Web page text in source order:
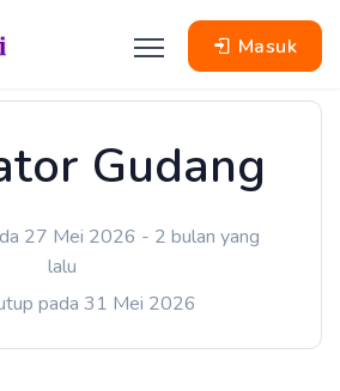
Masuk
Gudang
27 Mei 2026 - 2 bulan yang
lalu
pada 31 Mei 2026